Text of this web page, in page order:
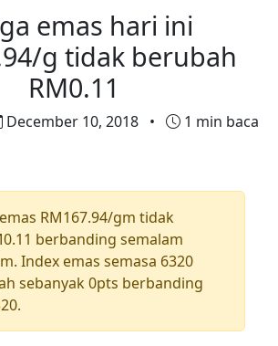
emas hari ini
g tidak berubah
RM0.11
December 10, 2018 • 1 min baca
RM167.94/gm tidak
berbanding semalam
Index emas semasa 6320
sebanyak 0pts berbanding